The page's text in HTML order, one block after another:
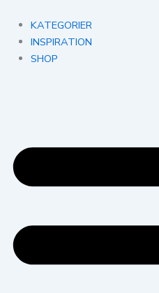
indholdet
KATEGORIER
INSPIRATION
SHOP